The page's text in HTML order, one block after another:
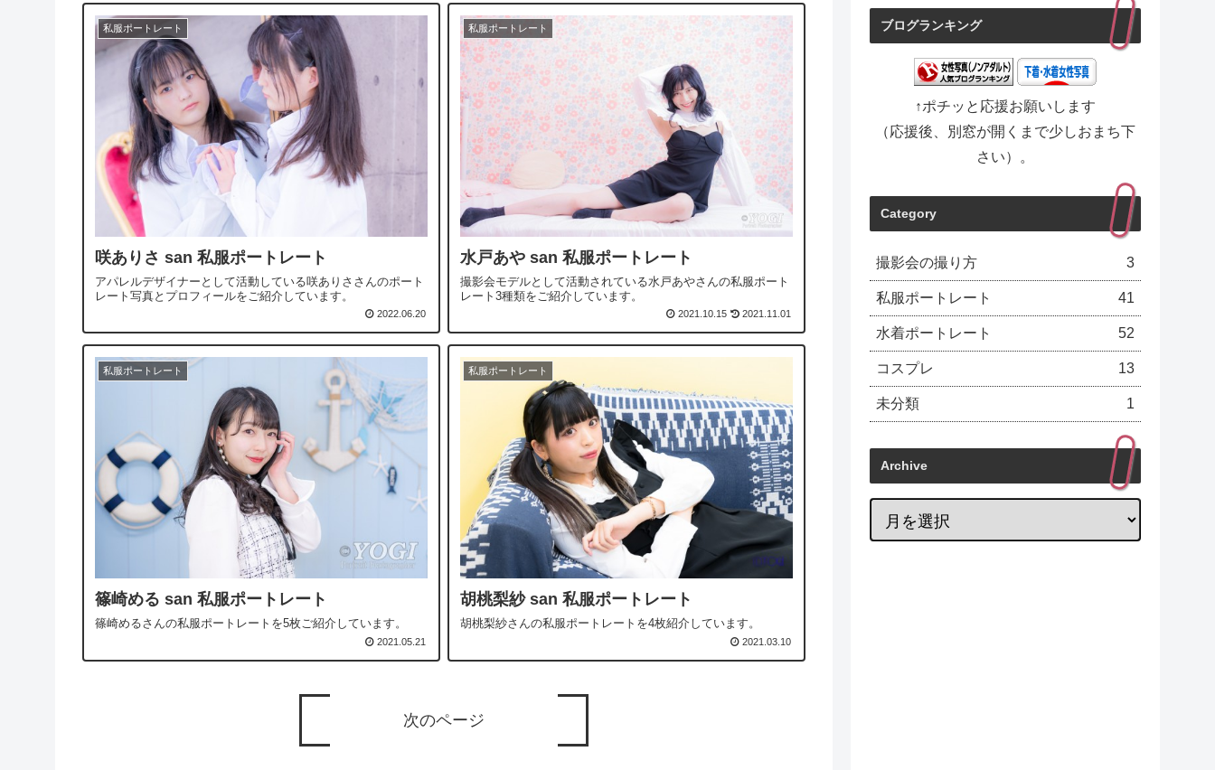
私服ポートレート
咲ありさ san 私服ポートレート
アパレルデザイナーとして活動している咲ありささんのポート
レート写真とプロフィールをご紹介しています。
2022.06.20
私服ポートレート
水戸あや san 私服ポートレート
撮影会モデルとして活動されている水戸あやさんの私服ポート
レート3種類をご紹介しています。
2021.10.15 2021.11.01
私服ポートレート
篠崎める san 私服ポートレート
篠崎めるさんの私服ポートレートを5枚ご紹介しています。
2021.05.21
私服ポートレート
胡桃梨紗 san 私服ポートレート
胡桃梨紗さんの私服ポートレートを4枚紹介しています。
2021.03.10
次のページ
ブログランキング
↑ポチッと応援お願いします
（応援後、別窓が開くまで少しおまち下
さい）。
Category
撮影会の撮り方 3
私服ポートレート 41
水着ポートレート 52
コスプレ 13
未分類 1
Archive